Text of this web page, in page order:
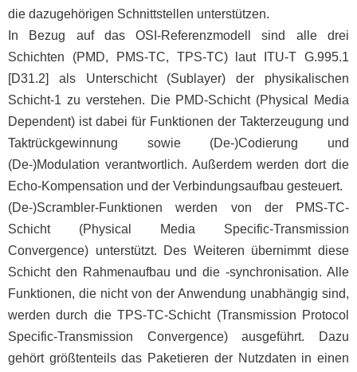
die dazugehörigen Schnittstellen unterstützen.
In Bezug auf das OSI-Referenzmodell sind alle drei
Schichten (PMD, PMS-TC, TPS-TC) laut ITU-T G.995.1
[D31.2] als Unterschicht (Sublayer) der physikalischen
Schicht-1 zu verstehen. Die PMD-Schicht (Physical Media
Dependent) ist dabei für Funktionen der Takterzeugung und
Taktrückgewinnung sowie (De-)Codierung und
(De-)Modulation verantwortlich. Außerdem werden dort die
Echo-Kompensation und der Verbindungsaufbau gesteuert.
(De-)Scrambler-Funktionen werden von der PMS-TC-
Schicht (Physical Media Specific-Transmission
Convergence) unterstützt. Des Weiteren übernimmt diese
Schicht den Rahmenaufbau und die -synchronisation. Alle
Funktionen, die nicht von der Anwendung unabhängig sind,
werden durch die TPS-TC-Schicht (Transmission Protocol
Specific-Transmission Convergence) ausgeführt. Dazu
gehört größtenteils das Paketieren der Nutzdaten in einen